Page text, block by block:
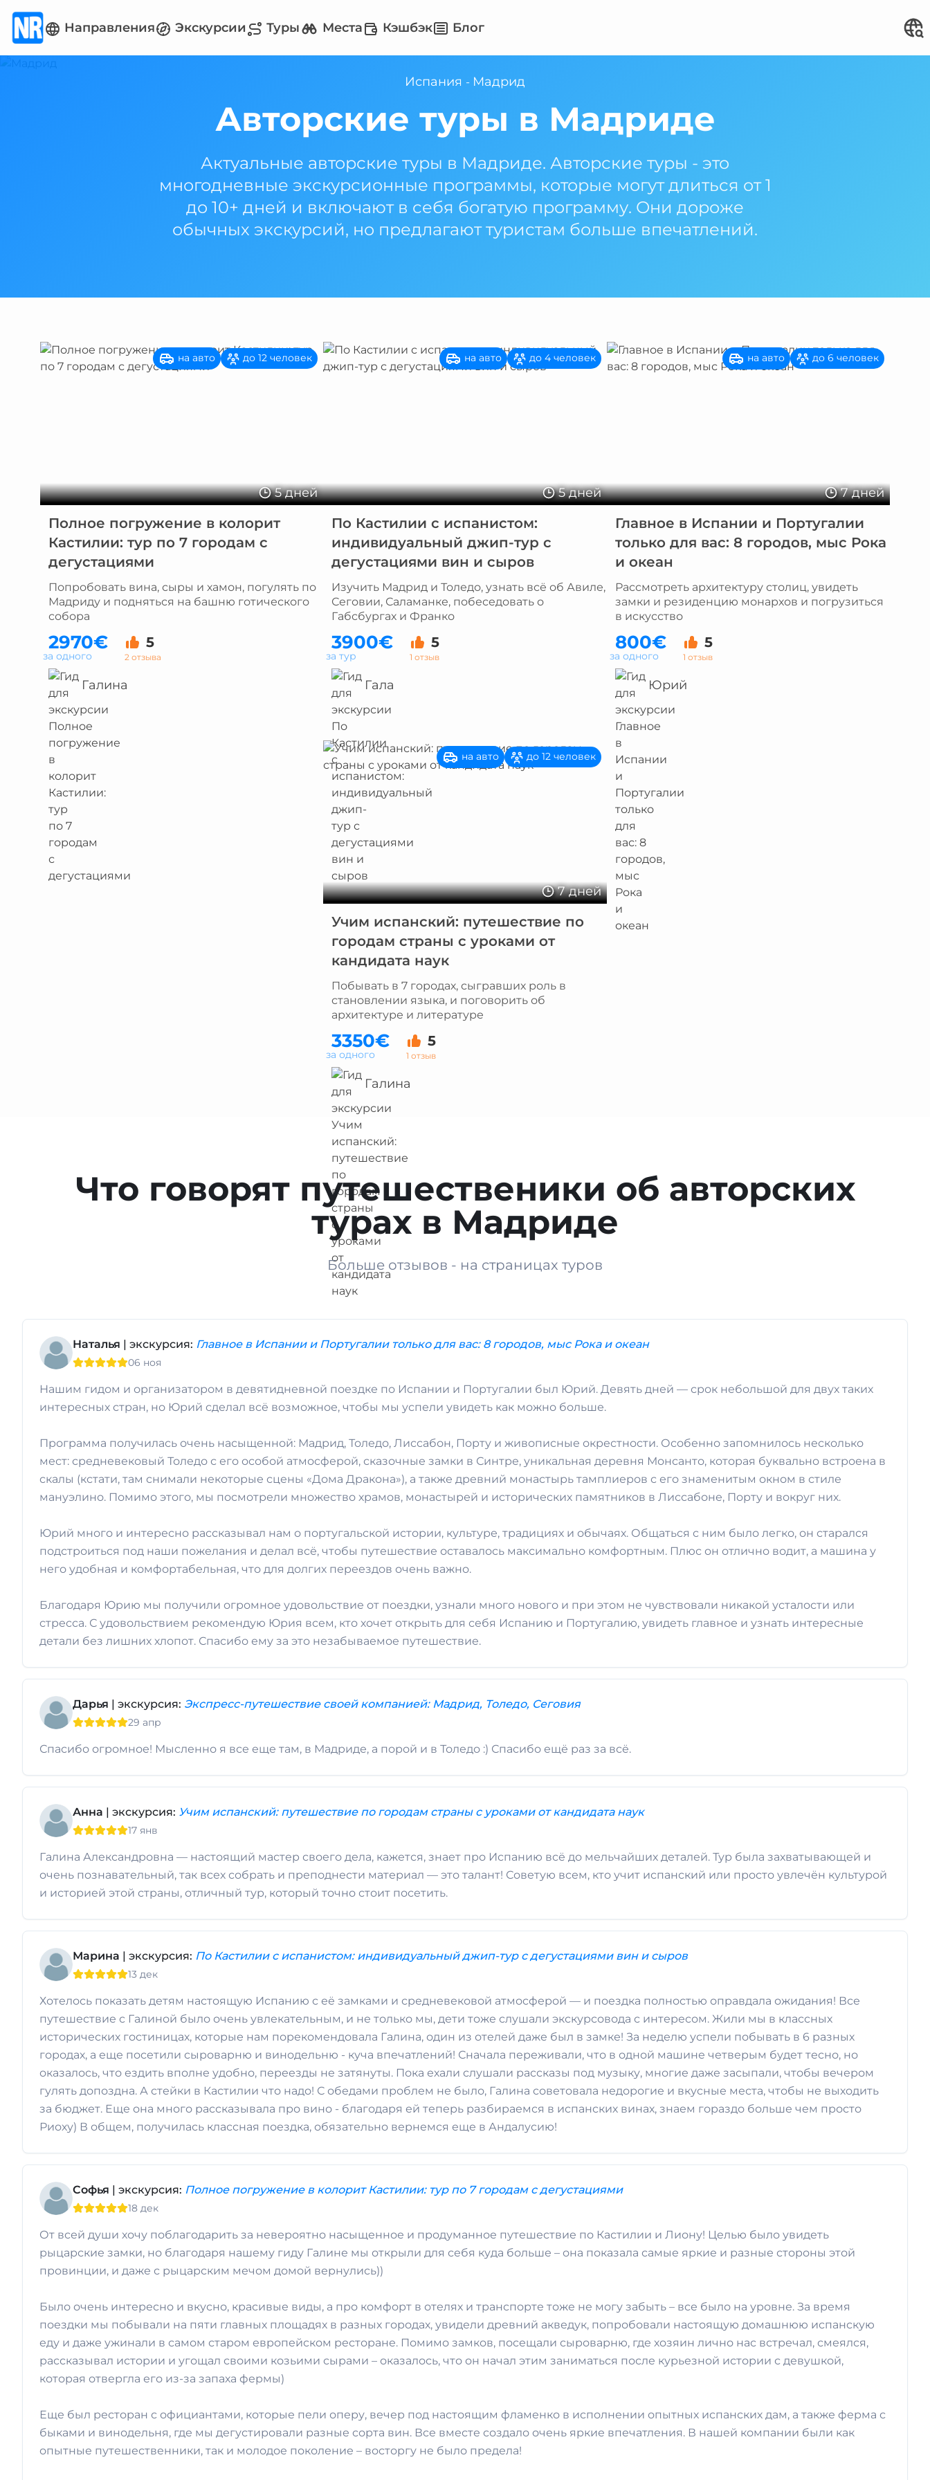
Направления Экскурсии Туры Места Кэшбэк Блог
Испания - Мадрид
Авторские туры в Мадриде
Актуальные авторские туры в Мадриде. Авторские туры - это
многодневные экскурсионные программы, которые могут длиться от 1
до 10+ дней и включают в себя богатую программу. Они дороже
обычных экскурсий, но предлагают туристам больше впечатлений.
5 дней
на авто до 12 человек
Полное погружение в колорит
Кастилии: тур по 7 городам с
дегустациями
Попробовать вина, сыры и хамон, погулять по
Мадриду и подняться на башню готического
собора
2970€ 5
2 отзыва
за одного
Галина
5 дней
на авто до 4 человек
По Кастилии с испанистом:
индивидуальный джип-тур с
дегустациями вин и сыров
Изучить Мадрид и Толедо, узнать всё об Авиле,
Сеговии, Саламанке, побеседовать о
Габсбургах и Франко
3900€ 5
1 отзыв
за тур
Гала
7 дней
на авто до 6 человек
Главное в Испании и Португалии
только для вас: 8 городов, мыс Рока
и океан
Рассмотреть архитектуру столиц, увидеть
замки и резиденцию монархов и погрузиться
в искусство
800€ 5
1 отзыв
за одного
Юрий
7 дней
на авто до 12 человек
Учим испанский: путешествие по
городам страны с уроками от
кандидата наук
Побывать в 7 городах, сыгравших роль в
становлении языка, и поговорить об
архитектуре и литературе
3350€ 5
1 отзыв
за одного
Галина
Что говорят путешественики об авторских
турах в Мадриде
Больше отзывов - на страницах туров
Наталья | экскурсия: Главное в Испании и Португалии только для вас: 8 городов, мыс Рока и океан
06 ноя
Нашим гидом и организатором в девятидневной поездке по Испании и Португалии был Юрий. Девять дней — срок небольшой для двух таких
интересных стран, но Юрий сделал всё возможное, чтобы мы успели увидеть как можно больше.
Программа получилась очень насыщенной: Мадрид, Толедо, Лиссабон, Порту и живописные окрестности. Особенно запомнилось несколько
мест: средневековый Толедо с его особой атмосферой, сказочные замки в Синтре, уникальная деревня Монсанто, которая буквально встроена в
скалы (кстати, там снимали некоторые сцены «Дома Дракона»), а также древний монастырь тамплиеров с его знаменитым окном в стиле
мануэлино. Помимо этого, мы посмотрели множество храмов, монастырей и исторических памятников в Лиссабоне, Порту и вокруг них.
Юрий много и интересно рассказывал нам о португальской истории, культуре, традициях и обычаях. Общаться с ним было легко, он старался
подстроиться под наши пожелания и делал всё, чтобы путешествие оставалось максимально комфортным. Плюс он отлично водит, а машина у
него удобная и комфортабельная, что для долгих переездов очень важно.
Благодаря Юрию мы получили огромное удовольствие от поездки, узнали много нового и при этом не чувствовали никакой усталости или
стресса. С удовольствием рекомендую Юрия всем, кто хочет открыть для себя Испанию и Португалию, увидеть главное и узнать интересные
детали без лишних хлопот. Спасибо ему за это незабываемое путешествие.
Дарья | экскурсия: Экспресс-путешествие своей компанией: Мадрид, Толедо, Сеговия
29 апр
Спасибо огромное! Мысленно я все еще там, в Мадриде, а порой и в Толедо :) Спасибо ещё раз за всё.
Анна | экскурсия: Учим испанский: путешествие по городам страны с уроками от кандидата наук
17 янв
Галина Александровна — настоящий мастер своего дела, кажется, знает про Испанию всё до мельчайших деталей. Тур была захватывающей и
очень познавательный, так всех собрать и преподнести материал — это талант! Советую всем, кто учит испанский или просто увлечён культурой
и историей этой страны, отличный тур, который точно стоит посетить.
Марина | экскурсия: По Кастилии с испанистом: индивидуальный джип-тур с дегустациями вин и сыров
13 дек
Хотелось показать детям настоящую Испанию с её замками и средневековой атмосферой — и поездка полностью оправдала ожидания! Все
путешествие с Галиной было очень увлекательным, и не только мы, дети тоже слушали экскурсовода с интересом. Жили мы в классных
исторических гостиницах, которые нам порекомендовала Галина, один из отелей даже был в замке! За неделю успели побывать в 6 разных
городах, а еще посетили сыроварню и винодельню - куча впечатлений! Сначала переживали, что в одной машине четверым будет тесно, но
оказалось, что ездить вполне удобно, переезды не затянуты. Пока ехали слушали рассказы под музыку, многие даже засыпали, чтобы вечером
гулять допоздна. А стейки в Кастилии что надо! С обедами проблем не было, Галина советовала недорогие и вкусные места, чтобы не выходить
за бюджет. Еще она много рассказывала про вино - благодаря ей теперь разбираемся в испанских винах, знаем гораздо больше чем просто
Риоху) В общем, получилась классная поездка, обязательно вернемся еще в Андалусию!
Софья | экскурсия: Полное погружение в колорит Кастилии: тур по 7 городам с дегустациями
18 дек
От всей души хочу поблагодарить за невероятно насыщенное и продуманное путешествие по Кастилии и Лиону! Целью было увидеть
рыцарские замки, но благодаря нашему гиду Галине мы открыли для себя куда больше – она показала самые яркие и разные стороны этой
провинции, и даже с рыцарским мечом домой вернулись))
Было очень интересно и вкусно, красивые виды, а про комфорт в отелях и транспорте тоже не могу забыть – все было на уровне. За время
поездки мы побывали на пяти главных площадях в разных городах, увидели древний акведук, попробовали настоящую домашнюю испанскую
еду и даже ужинали в самом старом европейском ресторане. Помимо замков, посещали сыроварню, где хозяин лично нас встречал, смеялся,
рассказывал истории и угощал своими козьими сырами – оказалось, что он начал этим заниматься после курьезной истории с девушкой,
которая отвергла его из-за запаха фермы)
Еще был ресторан с официантами, которые пели оперу, вечер под настоящим фламенко в исполнении опытных испанских дам, а также ферма с
быками и винодельня, где мы дегустировали разные сорта вин. Все вместе создало очень яркие впечатления. В нашей компании были как
опытные путешественники, так и молодое поколение – восторгу не было предела!